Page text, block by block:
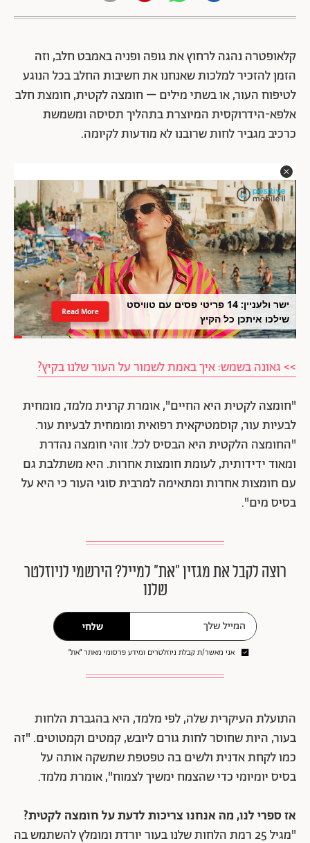
קלאופטרה נהגה לרחוץ את גופה ופניה באמבט חלב, וזה
הזמן להזכיר למלכות שאנחנו את חשיבות החלב בכל הנוגע
לטיפוח העור, או בשתי מילים – חומצה לקטית, חומצת חלב
אלפא-הידרוקסית המיוצרת בתהליך תסיסה ומשמשת
כרכיב מגביר לחות שרובנו לא מודעות לקיומה.
ישר ולעניין: 14 פריטי פסים עם טוויסט
שילכו איתכן כל הקיץ
Read More
>> גאונה בשמש: איך באמת לשמור על העור שלנו בקיץ?
"חומצה לקטית היא החיים", אומרת קרנית מלמד, מומחית
לבעיות עור, קוסמטיקאית רפואית ומומחית לבעיות עור.
"החומצה הלקטית היא הבסיס לכל. זוהי חומצה נהדרת
ומאוד ידידותית, לעומת חומצות אחרות. היא משתלבת גם
עם חומצות אחרות ומתאימה למרבית סוגי העור כי היא על
בסיס מים".
רוצה לקבל את מגזין ״את״ למייל? הירשמי לניוזלטר
שלנו
שלחי
אני מאשר/ת קבלת ניוזלטרים ומידע פרסומי מאתר ״את״
התועלת העיקרית שלה, לפי מלמד, היא בהגברת הלחות
בעור, היות שחוסר לחות גורם ליובש, קמטים וקמטוטים. "זה
כמו לקחת אדנית ולשים בה טפטפת שתשקה אותה על
בסיס יומיומי כדי שהצמח ימשיך לצמוח", אומרת מלמד.
אז ספרי לנו, מה אנחנו צריכות לדעת על חומצה לקטית?
"מגיל 25 רמת הלחות שלנו בעור יורדת ומומלץ להשתמש בה